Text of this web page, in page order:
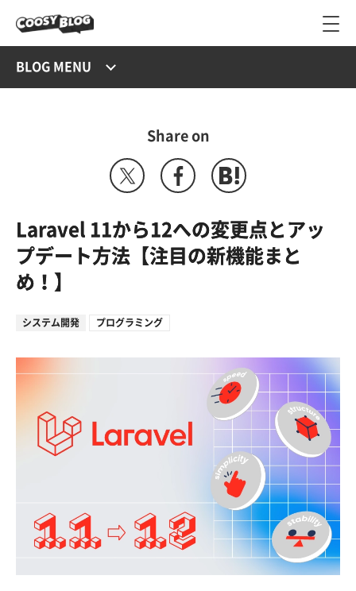
BLOG MENU
Share on
Laravel 11から12への変更点とアッ
プデート方法【注目の新機能まと
め！】
システム開発 プログラミング